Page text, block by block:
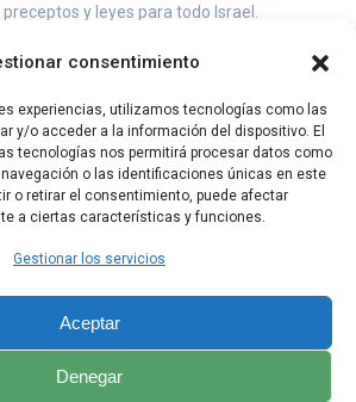
consentimiento
experiencias, utilizamos tecnologías como las
y/o acceder a la información del dispositivo. El
tecnologías nos permitirá procesar datos como
o las identificaciones únicas en este
o retirar el consentimiento, puede afectar
a ciertas características y funciones.
Gestionar los servicios
Aceptar
Denegar
y leyes para todo Israel.
a Elías, el profeta, antes que llegue el Día del
de los padres hacia sus hijos y el
sus padres, para que yo no venga a
exterminio total.
Índice Malaquias